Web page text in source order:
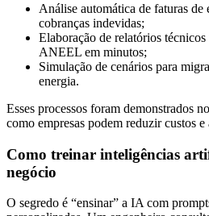
Análise automática de faturas
cobranças indevidas;
Elaboração de relatórios
ANEEL em minutos;
Simulação de cenários para
energia.
Esses processos foram demonstrados
como empresas podem reduzir custos e
Como treinar inteligências
negócio
O segredo é “ensinar” a IA com